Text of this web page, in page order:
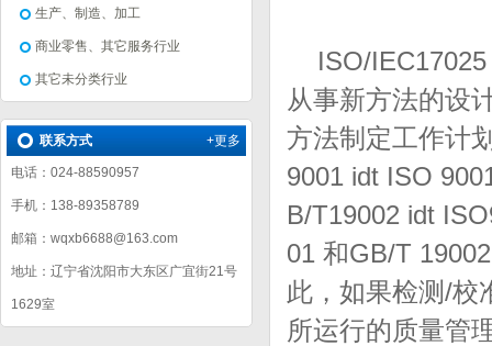
生产、制造、加工
商业零售、其它服务行业
其它未分类行业
+更多
联系方式
电话：024-88590957
手机：138-89358789
邮箱：wqxb6688@163.com
地址：辽宁省沈阳市大东区广宜街21号
1629室
ISO/
从事新方法的设
方法制定工作计
9001 idt ISO
B/T19002 idt
01 和GB/T
此，如果检测/校
所运行的质量管